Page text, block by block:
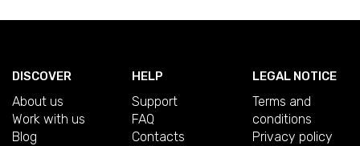
DISCOVER
About us
Work with us
Blog
HELP
Support
FAQ
Contacts
LEGAL NOTICE
Terms and
conditions
Privacy policy